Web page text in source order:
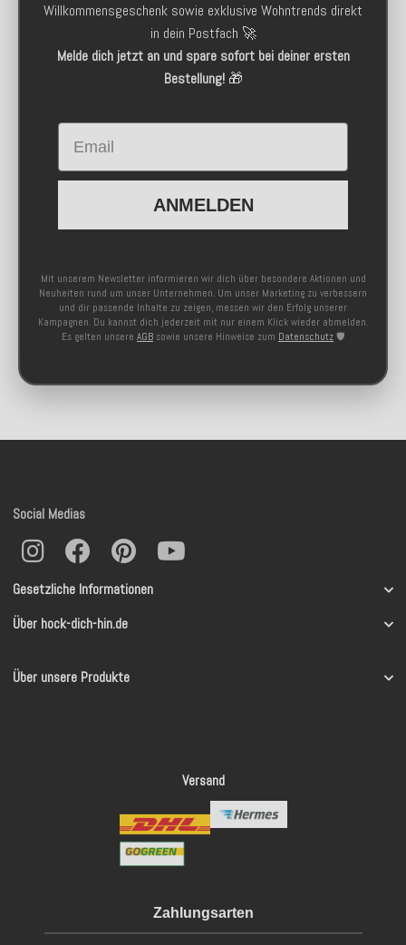
Willkommensgeschenk sowie exklusive Wohntrends direkt
in dein Postfach 🚀
Melde dich jetzt an und spare sofort bei deiner ersten
Bestellung!🎁
Email
ANMELDEN
Mit unserem Newsletter informieren wir dich über besondere Aktionen und
Neuheiten rund um unser Unternehmen. Um unser Marketing zu verbessern
und dir passende Inhalte zu zeigen, messen wir den Erfolg unserer
Kampagnen. Du kannst dich jederzeit mit nur einem Klick wieder abmelden.
Es gelten unsere AGB sowie unsere Hinweise zum Datenschutz 🛡️
Gesetzliche Informationen
Über hock-dich-hin.de
Über unsere Produkte
Social Medias
Versand
Zahlungsarten